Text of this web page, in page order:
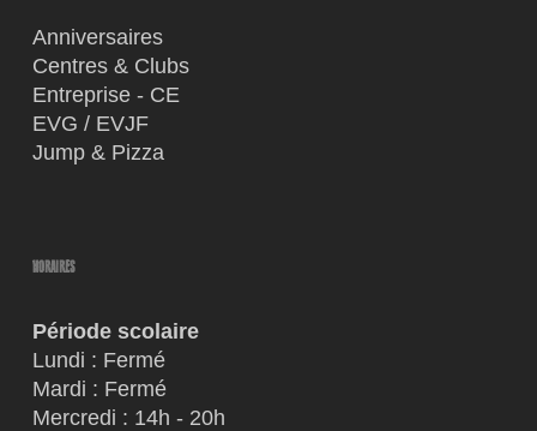
Anniversaires
Centres & Clubs
Entreprise - CE
EVG / EVJF
Jump & Pizza
HORAIRES
Période scolaire
Lundi : Fermé
Mardi : Fermé
Mercredi : 14h - 20h